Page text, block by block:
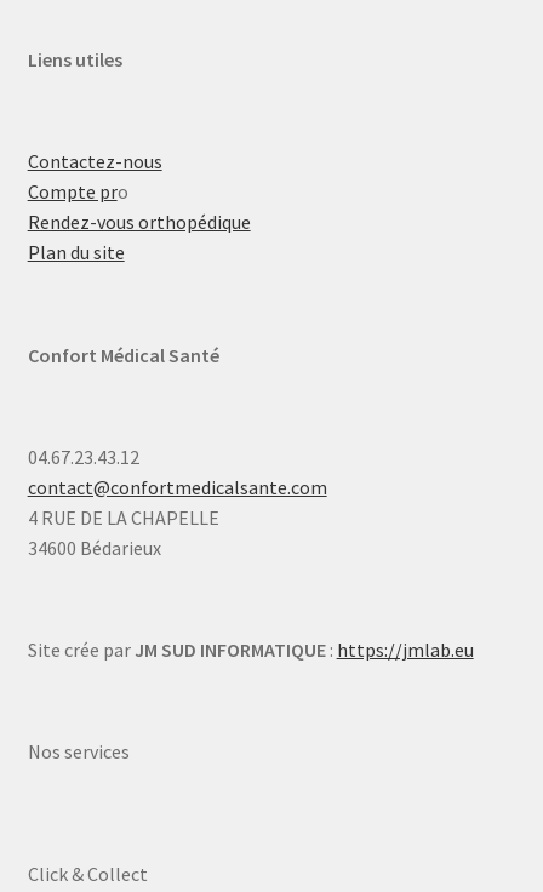
Liens utiles
Contactez-nous
Compte pro
Rendez-vous orthopédique
Plan du site
Confort Médical Santé
04.67.23.43.12
contact@confortmedicalsante.com
4 RUE DE LA CHAPELLE
34600 Bédarieux
Site crée par JM SUD INFORMATIQUE: https://jmlab.eu
Nos services
Click & Collect